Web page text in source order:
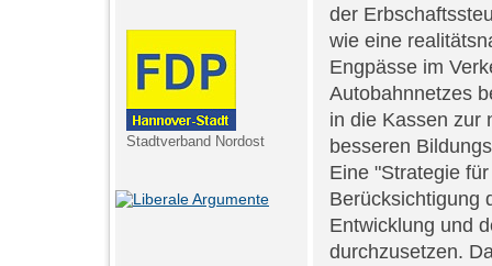
Stadtverband Nordost
der
wie eine
Engpässe im
Autobahnnetzes
in die Kassen zur
besseren
Eine "Strategie
Berücksichtigung
Entwicklung und
durchzusetzen.